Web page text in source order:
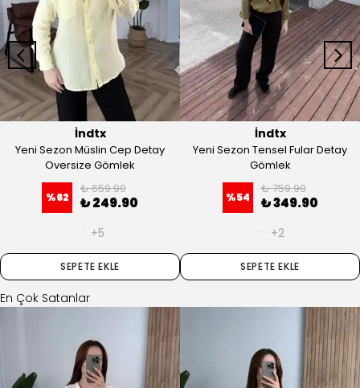
İndtx
Yeni Sezon Müslin Cep Detay
Oversize Gömlek
%62
₺ 659.90
₺ 249.90
+5
SEPETE EKLE
İndtx
Yeni Sezon Tensel Fular Detay
Gömlek
%54
₺ 759.90
₺ 349.90
+2
SEPETE EKLE
En Çok Satanlar